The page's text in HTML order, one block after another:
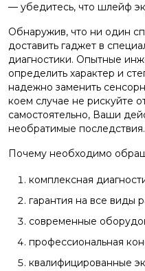
— убедитесь, что шлейф
Обнаружив, что ни один
доставить гаджет в
диагностики. Опытные
определить характер и
надежно заменить
коем случае не рискуйте
самостоятельно, Ваши
необратимые последствия.
Почему необходимо
комплексная
гарантия на все виды
современные
профессиональная
квалифицированные